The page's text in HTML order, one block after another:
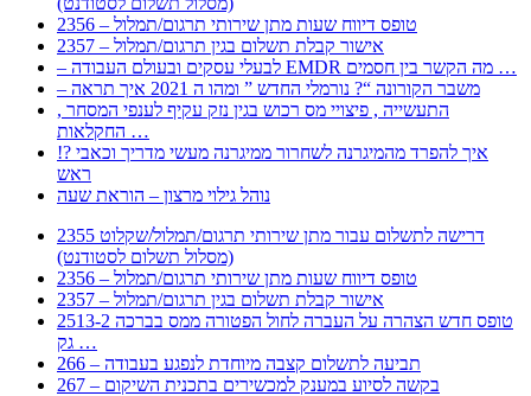
2356 – טופס דיווח שעות מתן שירותי תרגום/תמלול
2357 – אישור קבלת תשלום בגין תרגום/תמלול
– לבעלי עסקים ובעולם העבודה EMDR מה הקשר בין חסמים …
– משבר הקורונה “? נורמלי החדש ” ומהו ה 2021 איך תראה
, התעשייה , פיצויי מס רכוש בגין נזק עקיף לענפי המסחר
החקלאות …
!? איך להפרד מהמיגרנה לשחרור ממיגרנה מעשי מדריך וכאבי
ראש
נוהל גילוי מרצון – הוראת שעה
2355 דרישה לתשלום עבור מתן שירותי תרגום/תמלול/שקלוט
(מסלול תשלום לסטודנט)
2356 – טופס דיווח שעות מתן שירותי תרגום/תמלול
2357 – אישור קבלת תשלום בגין תרגום/תמלול
2513-2 טופס חדש הצהרה על העברה לחול הפטורה ממס בברכה
גק …
266 – תביעה לתשלום קצבה מיוחדת לנפגע בעבודה
267 – בקשה לסיוע במענק למכשירים בתכנית השיקום